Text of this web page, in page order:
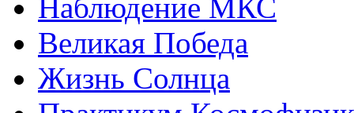
Наблюдение МКС
Великая Победа
Жизнь Солнца